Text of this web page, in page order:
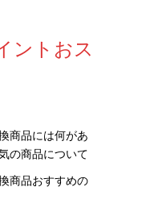
ントおス
商品には何があ
の商品について
商品おすすめの